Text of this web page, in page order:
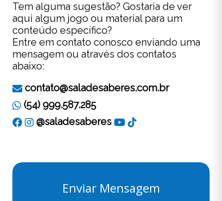
Enviar Mensagem
Tem alguma sugestão? Gostaria de ver
aqui algum jogo ou material para um
conteúdo específico?
Entre em contato conosco enviando uma
mensagem ou através dos contatos
abaixo:
contato@saladesaberes.com.br
(54) 999.587.285
@saladesaberes